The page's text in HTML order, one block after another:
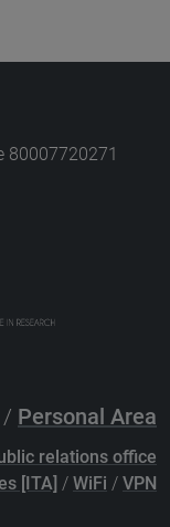
80007720271
/ Personal Area
relations office
[ITA] / WiFi / VPN